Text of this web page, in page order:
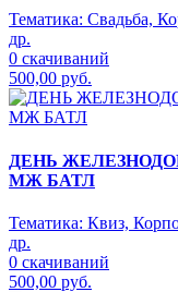
Тематика: Свадьба,
др.
0 скачиваний
500,00 руб.
ДЕНЬ
МЖ БАТЛ
Тематика: Квиз,
др.
0 скачиваний
500,00 руб.